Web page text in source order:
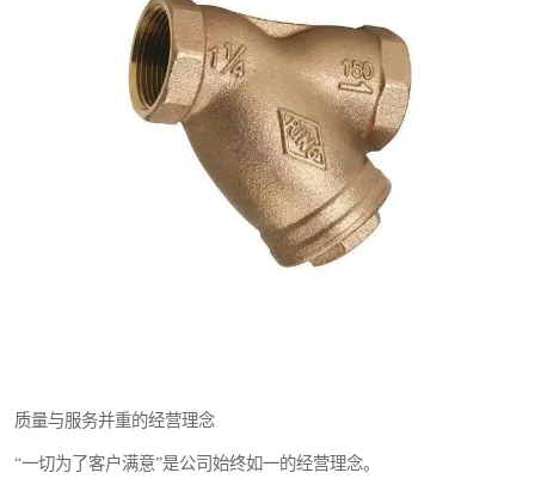
质量与服务并重的经营理念
“一切为了客户满意”是公司始终如一的经营理念。